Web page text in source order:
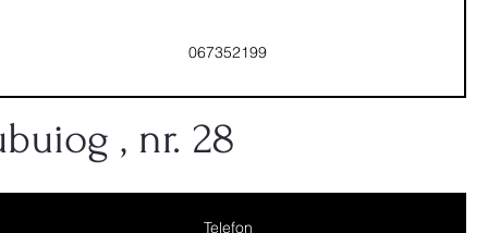
067352199
, nr. 28
Telefon